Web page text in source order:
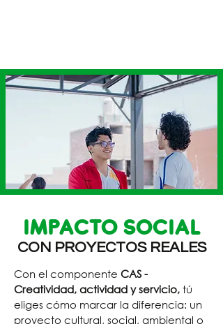
CON PROYECTOS REALES
IMPACTO SOCIAL
Con el componente CAS -
Creatividad, actividad y servicio, tú
eliges cómo marcar la diferencia: un
proyecto cultural, social, ambiental o